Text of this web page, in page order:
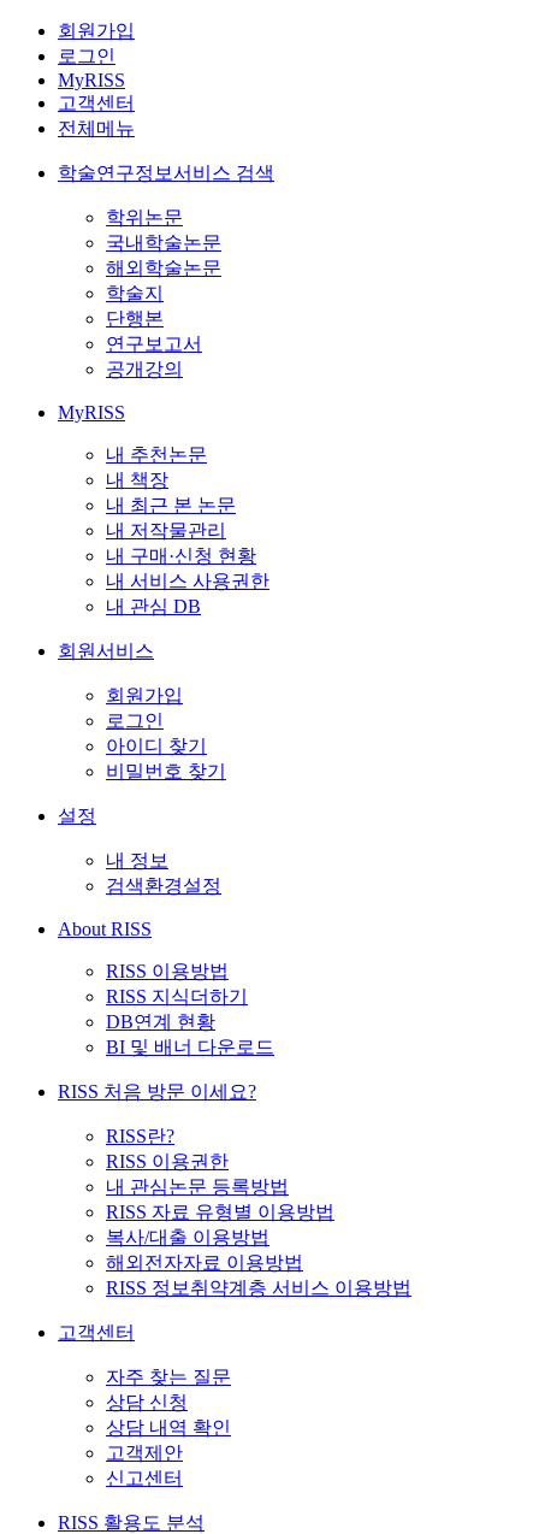
회원가입
로그인
MyRISS
고객센터
전체메뉴
학술연구정보서비스 검색
학위논문
국내학술논문
해외학술논문
학술지
단행본
연구보고서
공개강의
MyRISS
내 추천논문
내 책장
내 최근 본 논문
내 저작물관리
내 구매·신청 현황
내 서비스 사용권한
내 관심 DB
회원서비스
회원가입
로그인
아이디 찾기
비밀번호 찾기
설정
내 정보
검색환경설정
About RISS
RISS 이용방법
RISS 지식더하기
DB연계 현황
BI 및 배너 다운로드
RISS 처음 방문 이세요?
RISS란?
RISS 이용권한
내 관심논문 등록방법
RISS 자료 유형별 이용방법
복사/대출 이용방법
해외전자자료 이용방법
RISS 정보취약계층 서비스 이용방법
고객센터
자주 찾는 질문
상담 신청
상담 내역 확인
고객제안
신고센터
RISS 활용도 분석